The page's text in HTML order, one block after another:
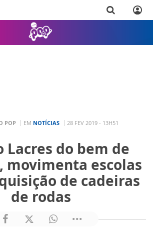
POP EM NOTÍCIAS 28 FEV 2019 - 13H51
Lacres do bem de
movimenta escolas
de cadeiras
de rodas